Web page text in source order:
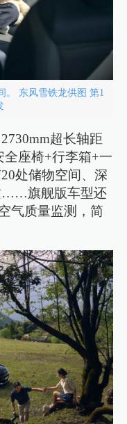
。 东风雪铁龙供图 第1
超长轴距
全座椅+行李箱+一
处储物空间、深
……旗舰版车型还
气质量监测，简